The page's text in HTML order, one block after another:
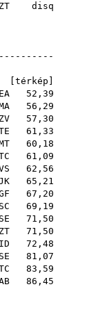
disq
[ térkép
52,39
56,29
57,30
61,33
60,18
61,09
62,56
65,21
67,20
69,19
71,50
71,50
72,48
81,07
83,59
86,45